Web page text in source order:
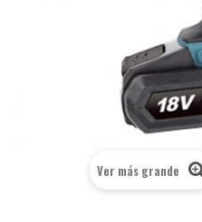
Ver más grande